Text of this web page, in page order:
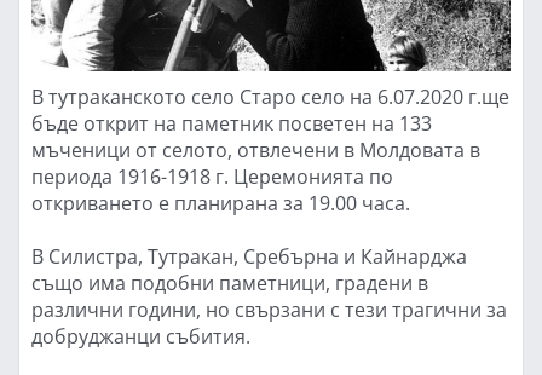
В тутраканското село Старо село на 6.07.2020 г.ще
бъде открит на паметник посветен на 133
мъченици от селото, отвлечени в Молдовата в
периода 1916-1918 г. Церемонията по
откриването е планирана за 19.00 часа.
В Силистра, Тутракан, Сребърна и Кайнарджа
също има подобни паметници, градени в
различни години, но свързани с тези трагични за
добруджанци събития.